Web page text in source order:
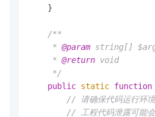
    }
/**
     *
@param string[]
     *
@return void
     */
public static function
// 请确保代码运行环境
// 工程代码泄露可能